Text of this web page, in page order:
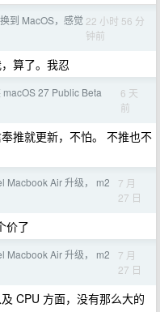
到 MacOS，感觉 22 小时 56 分
钟前
算了。我忍
macOS 27 Public Beta
6 天
前
推就更新，不怕。 不推也不
Macbook Air 升级， m2
7 月
27 日
价了
Macbook Air 升级， m2
7 月
27 日
CPU 方面，没有那么大的